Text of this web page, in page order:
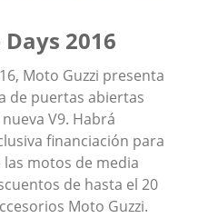
2016
Moto Guzzi presenta
de puertas abiertas
V9. Habrá
financiación para
motos de media
de hasta el 20
Moto Guzzi.